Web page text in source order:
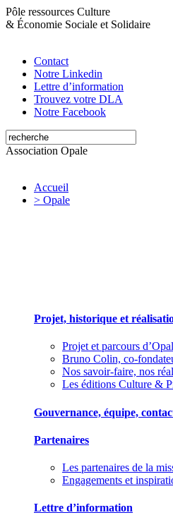
Pôle ressources Culture
& Économie Sociale et Solidaire
Contact
Notre Linkedin
Lettre d’information
Trouvez votre DLA
Notre Facebook
Association Opale
Accueil
> Opale
Projet, historique et
Projet et parcours
Bruno Colin, co-
Nos savoir-faire, nos
Les éditions Culture &
Gouvernance, équipe,
Partenaires
Les partenaires de la
Engagements et
Lettre d’information